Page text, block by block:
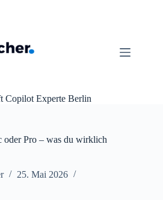
Copilot Experte Berlin
oder Pro – was du wirklich
25. Mai 2026